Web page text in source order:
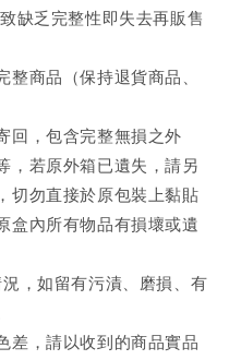
缺乏完整性即失去再販售
商品（保持退貨商品、
回，包含完整無損之外
，若原外箱已遺失，請另
切勿直接於原包裝上黏貼
盒內所有物品有損壞或遺
，如留有污漬、磨損、有
差，請以收到的商品實品